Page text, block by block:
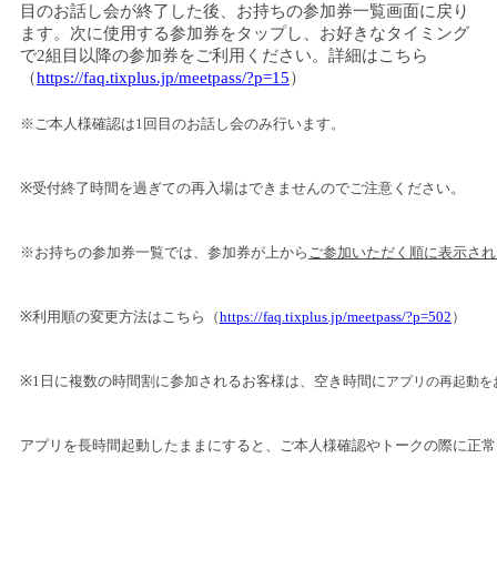
目のお話し会が終了した後、お持ちの参加券一覧画面に戻り
ます。次に使用する参加券をタップし、お好きなタイミング
で2組目以降の参加券をご利用ください。詳細はこちら
（https://faq.tixplus.jp/meetpass/?p=15）
※ご本人様確認は1回目のお話し会のみ行います。
※受付終了時間を過ぎての再入場はできませんのでご注意ください。
※お持ちの参加券一覧では、参加券が上から ご参加いただく順に表示さ
※利用順の変更方法はこちら（https://faq.tixplus.jp/meetpass/?p=502 ）
※1日に複数の時間割に参加されるお客様は、空き時間に アプリの再起動
アプリを長時間起動したままにすると、ご本人様確認やトークの際に正